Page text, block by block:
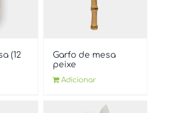
(12
Garfo de mesa
peixe
Adicionar